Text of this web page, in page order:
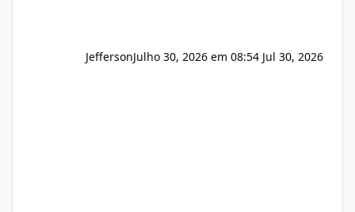
JeffersonJulho 30, 2026 em 08:54 Jul 30, 2026